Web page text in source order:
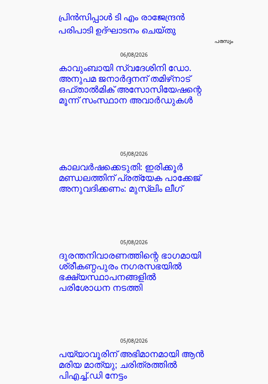
പ്രിൻസിപ്പാൾ ടി എം രാജേന്ദ്രൻ
പരിപാടി ഉദ്ഘാടനം ചെയ്തു
പരസ്യം
06/08/2026
കാവുംബായി സ്വദേശിനി ഡോ.
അനുപമ ജനാർദ്ദനന് തമിഴ്‌നാട്
ഒഫ്താൽമിക് അസോസിയേഷന്റെ
മൂന്ന് സംസ്ഥാന അവാർഡുകൾ
05/08/2026
കാലവർഷക്കെടുതി: ഇരിക്കൂർ
മണ്ഡലത്തിന് പ്രത്യേക പാക്കേജ്
അനുവദിക്കണം: മുസ്ലിം ലീഗ്
05/08/2026
ദുരന്തനിവാരണത്തിന്റെ ഭാഗമായി
ശ്രീകണ്ഠപുരം നഗരസഭയിൽ
ഭക്ഷ്യസ്ഥാപനങ്ങളിൽ
പരിശോധന നടത്തി
05/08/2026
പയ്യാവൂരിന് അഭിമാനമായി ആൻ
മരിയ മാത്യു; ചരിത്രത്തിൽ
പിഎച്ച്.ഡി നേട്ടം